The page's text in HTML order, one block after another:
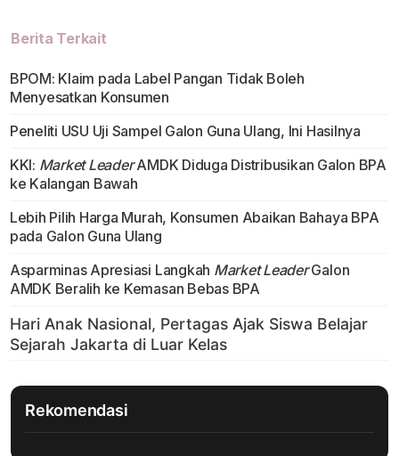
Berita Terkait
BPOM: Klaim pada Label Pangan Tidak Boleh
Menyesatkan Konsumen
Peneliti USU Uji Sampel Galon Guna Ulang, Ini Hasilnya
KKI: Market LeaderAMDK Diduga Distribusikan Galon BPA
ke Kalangan Bawah
Lebih Pilih Harga Murah, Konsumen Abaikan Bahaya BPA
pada Galon Guna Ulang
Asparminas Apresiasi Langkah Market LeaderGalon
AMDK Beralih ke Kemasan Bebas BPA
Rekomendasi